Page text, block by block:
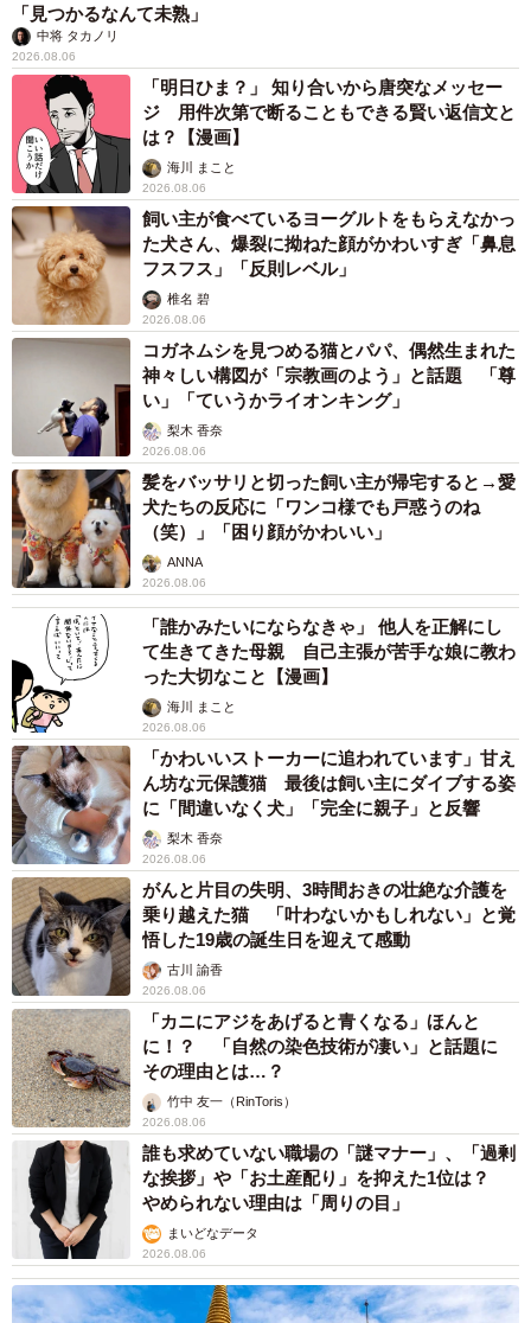
「見つかるなんて未熟」
中将 タカノリ
2026.08.06
「明日ひま？」 知り合いから唐突なメッセー
ジ 用件次第で断ることもできる賢い返信文と
は？【漫画】
海川 まこと
2026.08.06
飼い主が食べているヨーグルトをもらえなかっ
た犬さん、爆裂に拗ねた顔がかわいすぎ「鼻息
フスフス」「反則レベル」
椎名 碧
2026.08.06
コガネムシを見つめる猫とパパ、偶然生まれた
神々しい構図が「宗教画のよう」と話題 「尊
い」「ていうかライオンキング」
梨木 香奈
2026.08.06
髪をバッサリと切った飼い主が帰宅すると→愛
犬たちの反応に「ワンコ様でも戸惑うのね
（笑）」「困り顔がかわいい」
ANNA
2026.08.06
「誰かみたいにならなきゃ」 他人を正解にし
て生きてきた母親 自己主張が苦手な娘に教わ
った大切なこと【漫画】
海川 まこと
2026.08.06
「かわいいストーカーに追われています」甘え
ん坊な元保護猫 最後は飼い主にダイブする姿
に「間違いなく犬」「完全に親子」と反響
梨木 香奈
2026.08.06
がんと片目の失明、3時間おきの壮絶な介護を
乗り越えた猫 「叶わないかもしれない」と覚
悟した19歳の誕生日を迎えて感動
古川 諭香
2026.08.06
「カニにアジをあげると青くなる」ほんと
に！？ 「自然の染色技術が凄い」と話題に
その理由とは…？
竹中 友一（RinToris）
2026.08.06
誰も求めていない職場の「謎マナー」、「過剰
な挨拶」や「お土産配り」を抑えた1位は？
やめられない理由は「周りの目」
まいどなデータ
2026.08.06